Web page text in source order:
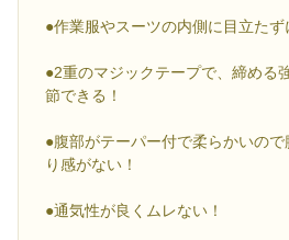
●作業服やスーツの内側に目立たず
●2重のマジックテープで、締める
節できる！
●腹部がテーパー付で柔らかいの
り感がない！
●通気性が良くムレない！